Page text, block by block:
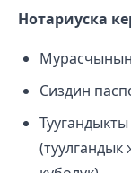
Нотариуска
Мурасчынын
Сиздин